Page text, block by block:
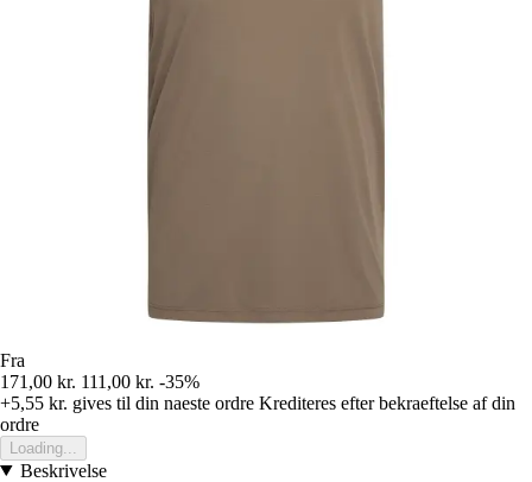
Fra
171,00 kr. 111,00 kr. -35%
+5,55 kr. gives til din naeste ordre Krediteres efter bekraeftelse af din
ordre
Loading...
Beskrivelse